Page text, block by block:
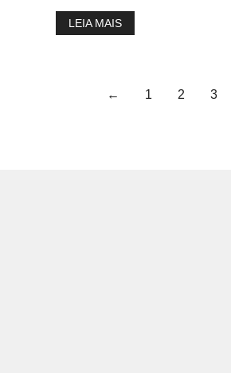
LEIA MAIS
← 1 2 3